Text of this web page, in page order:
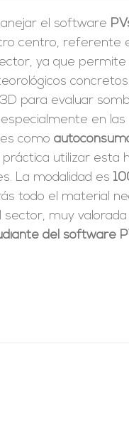
el software
centro, referente
ya que permite
para evaluar
en
como
utilizar esta
La modalidad es
todo el material
muy
del software